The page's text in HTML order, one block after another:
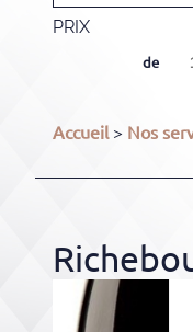
PRIX
de
Accueil> Nos